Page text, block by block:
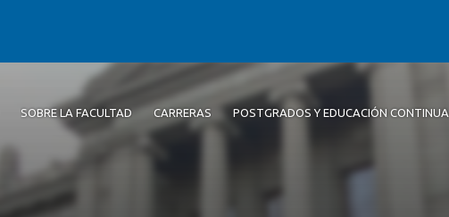
SOBRE LA FACULTAD CARRERAS POSTGRADOS Y EDUCACIÓN CONTINUA